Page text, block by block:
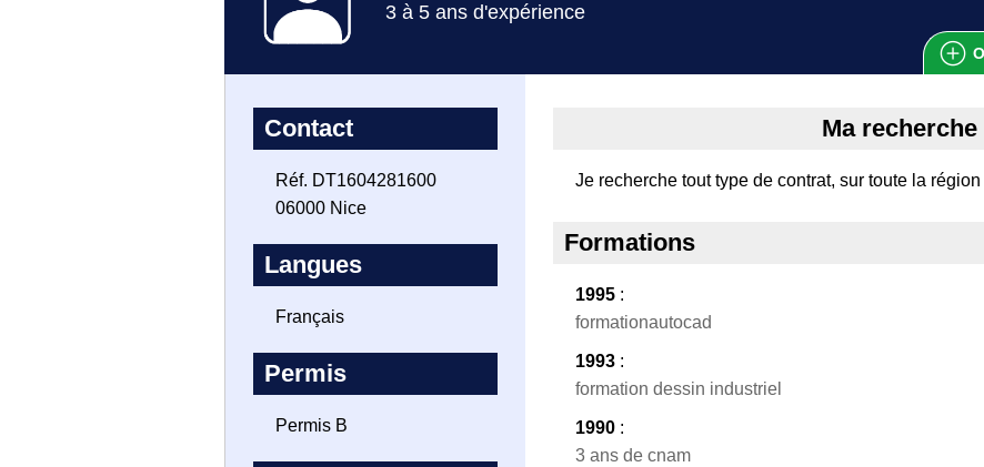
3 à 5 ans d'expérience
Contact
Réf. DT1604281600
06000 Nice
Langues
Français
Permis
Permis B
Ma recherche
Je recherche tout type de contrat, sur toute la
Formations
1995 :
formationautocad
1993 :
formation dessin industriel
1990 :
3 ans de cnam